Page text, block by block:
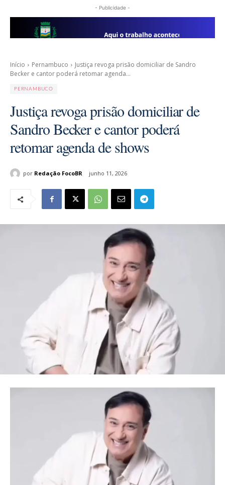
- Publicidade -
Início Pernambuco
Justiça revoga prisão domiciliar de Sandro
Becker e cantor poderá retomar agenda...
PERNAMBUCO
Justiça revoga prisão domiciliar de
Sandro Becker e cantor poderá
retomar agenda de shows
por Redação FocoBR junho 11, 2026